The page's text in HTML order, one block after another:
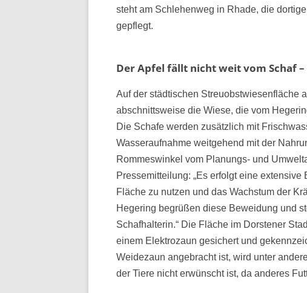
steht am Schlehenweg in Rhade, die
gepflegt.
Der Apfel fällt nicht weit vom Schaf
Auf der städtischen Streuobstwiesenfläche
abschnittsweise die Wiese, die vom
Die Schafe werden zusätzlich mit
Wasseraufnahme weitgehend mit der
Rommeswinkel vom Planungs- und
Pressemitteilung: „Es erfolgt eine
Fläche zu nutzen und das Wachstum der
Hegering begrüßen diese Beweidung und
Schafhalterin.“ Die Fläche im Dorstener
einem Elektrozaun gesichert und
Weidezaun angebracht ist, wird unter
der Tiere nicht erwünscht ist, da anderes